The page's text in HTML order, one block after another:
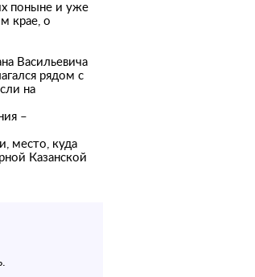
поныне и уже
крае, о
Васильевича
рядом с
на
–
место, куда
Казанской